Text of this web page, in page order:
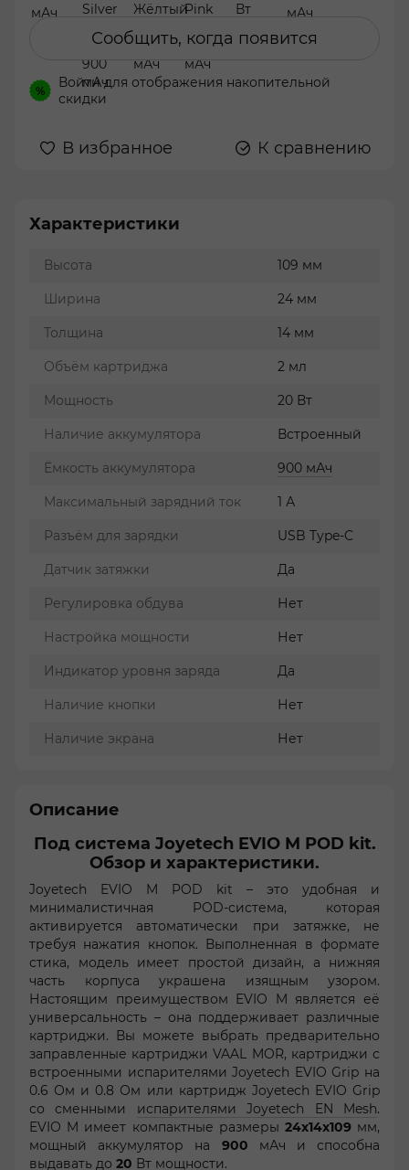
Сообщить, когда появится
% Войтидля отображения накопительной
скидки
В избранное К сравнению
Характеристики
Высота 109 мм
Ширина 24 мм
Толщина 14 мм
Объём картриджа 2 мл
Мощность 20 Вт
Наличие аккумулятора Встроенный
Ёмкость аккумулятора 900 мАч
Максимальный зарядний ток 1 А
Разъём для зарядки USB Type-C
Датчик затяжки Да
Регулировка обдува Нет
Настройка мощности Нет
Индикатор уровня заряда Да
Наличие кнопки Нет
Наличие экрана Нет
Описание
Под система Joyetech EVIO M POD kit.
Обзор и характеристики.
Joyetech EVIO M POD kit – это удобная и
минималистичная POD-система, которая
активируется автоматически при затяжке, не
требуя нажатия кнопок. Выполненная в формате
стика, модель имеет простой дизайн, а нижняя
часть корпуса украшена изящным узором.
Настоящим преимуществом EVIO M является её
универсальность – она поддерживает различные
картриджи. Вы можете выбрать предварительно
заправленные картриджи VAAL MOR, картриджи с
встроенными испарителями Joyetech EVIO Grip на
0.6 Ом и 0.8 Ом или картридж Joyetech EVIO Grip
со сменными испарителями Joyetech EN Mesh.
EVIO M имеет компактные размеры 24х14х109мм,
мощный аккумулятор на 900 мАч и способна
выдавать до 20 Вт мощности.